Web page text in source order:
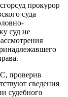
прокурор
суда
суд не
проверив
сведения
судебного